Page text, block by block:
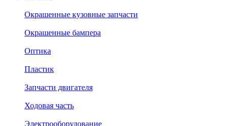
Окрашенные кузовные запчасти
Окрашенные бампера
Оптика
Пластик
Запчасти двигателя
Ходовая часть
Электрооборудование